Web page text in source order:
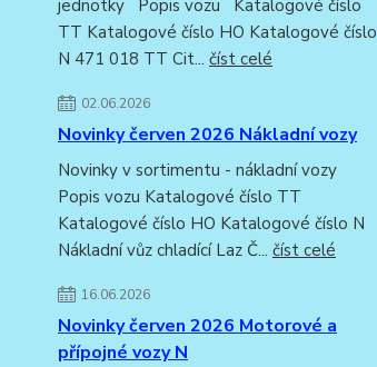
jednotky Popis vozu Katalogové číslo
TT Katalogové číslo HO Katalogové číslo
N 471 018 TT Cit... číst celé
02.06.2026
Novinky červen 2026 Nákladní vozy
Novinky v sortimentu - nákladní vozy
Popis vozu Katalogové číslo TT
Katalogové číslo HO Katalogové číslo N
Nákladní vůz chladící Laz Č... číst celé
16.06.2026
Novinky červen 2026 Motorové a
přípojné vozy N